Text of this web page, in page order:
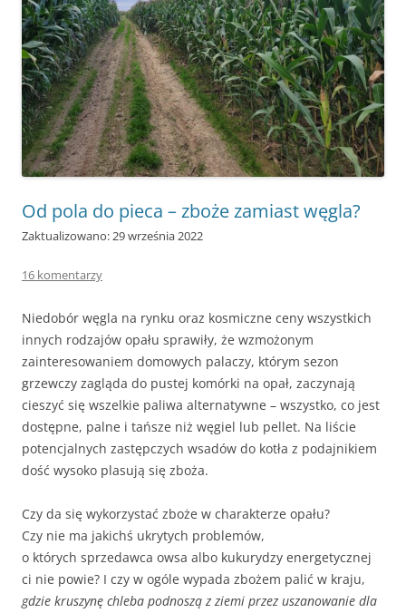
Od pola do pieca – zboże zamiast węgla?
Zaktualizowano: 29 września 2022
16 komentarzy
Niedobór węgla na rynku oraz kosmiczne ceny wszystkich
innych rodzajów opału sprawiły, że wzmożonym
zainteresowaniem domowych palaczy, którym sezon
grzewczy zagląda do pustej komórki na opał, zaczynają
cieszyć się wszelkie paliwa alternatywne – wszystko, co jest
dostępne, palne i tańsze niż węgiel lub pellet. Na liście
potencjalnych zastępczych wsadów do kotła z podajnikiem
dość wysoko plasują się zboża.
Czy da się wykorzystać zboże w charakterze opału?
Czy nie ma jakichś ukrytych problemów,
o których sprzedawca owsa albo kukurydzy energetycznej
ci nie powie? I czy w ogóle wypada zbożem palić w kraju,
gdzie kruszynę chleba podnoszą z ziemi przez uszanowanie dla